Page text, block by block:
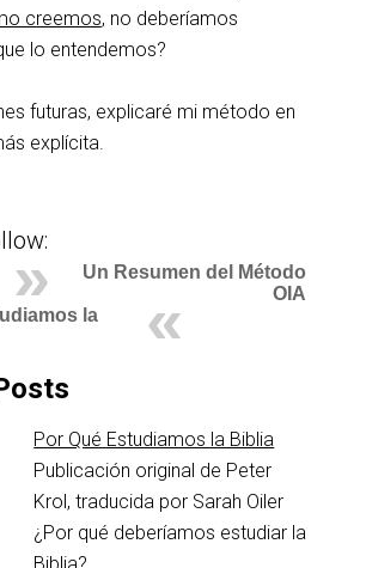
creemos, no deberíamos
lo entendemos?
futuras, explicaré mi método en
explícita.
Un Resumen del Método
OIA
la
Por Qué Estudiamos la Biblia
Publicación original de Peter
Krol, traducida por Sarah Oiler
¿Por qué deberíamos estudiar la